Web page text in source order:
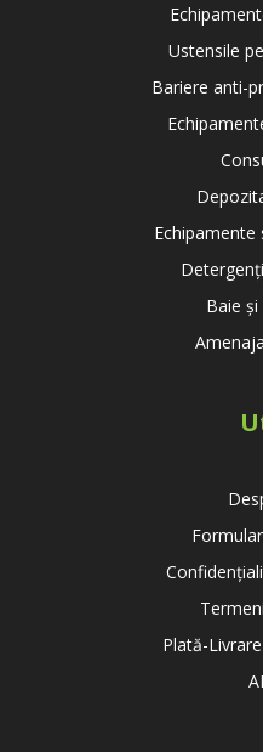
Ustensile
Bariere anti-
Echipamente
Baie
Plată-